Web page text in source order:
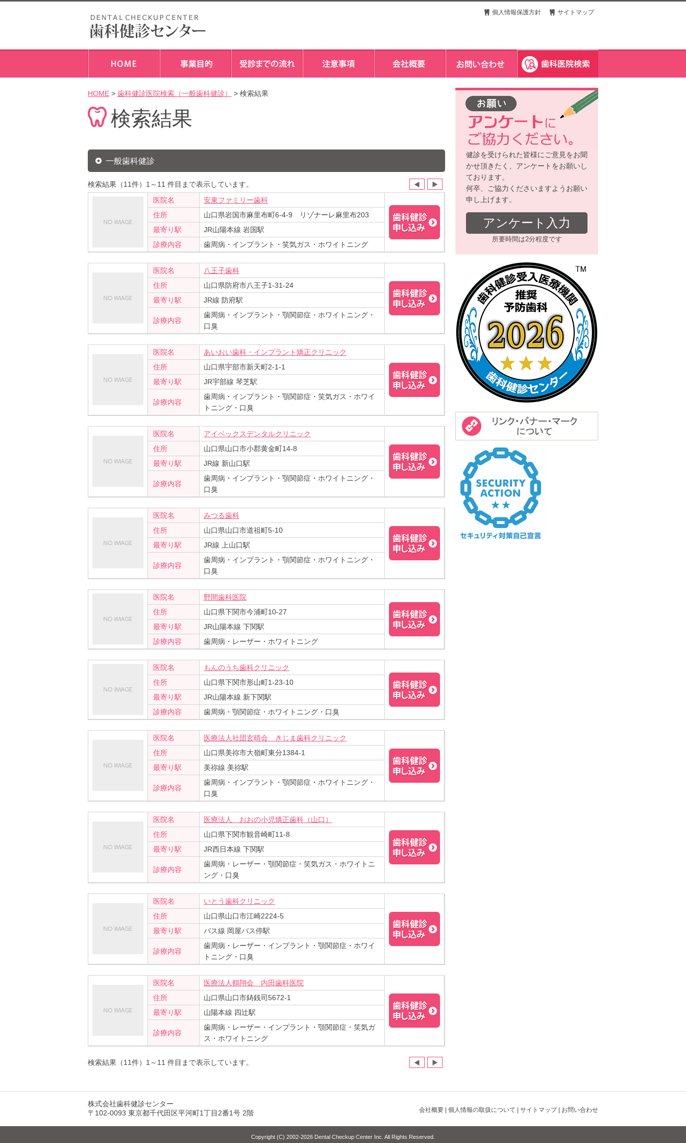
個人情報保護方針 サイトマップ
HOME > 歯科健診医院検索（一般歯科健診） > 検索結果
検索結果
一般歯科健診
検索結果（11件）1～11 件目まで表示しています。
医院名
安東ファミリー歯科
住所
山口県岩国市麻里布町6-4-9 リゾナーレ麻里布203
最寄り駅
JR山陽本線 岩国駅
診療内容
歯周病・インプラント・笑気ガス・ホワイトニング
医院名
八王子歯科
住所
山口県防府市八王子1-31-24
最寄り駅
JR線 防府駅
診療内容
歯周病・インプラント・顎関節症・ホワイトニング・
口臭
医院名
あいおい歯科・インプラント矯正クリニック
住所
山口県宇部市新天町2-1-1
最寄り駅
JR宇部線 琴芝駅
診療内容
歯周病・インプラント・顎関節症・笑気ガス・ホワイ
トニング・口臭
医院名
アイベックスデンタルクリニック
住所
山口県山口市小郡黄金町14-8
最寄り駅
JR線 新山口駅
診療内容
歯周病・インプラント・顎関節症・ホワイトニング・
口臭
医院名
みつる歯科
住所
山口県山口市道祖町5-10
最寄り駅
JR線 上山口駅
診療内容
歯周病・インプラント・顎関節症・ホワイトニング・
口臭
医院名
野間歯科医院
住所
山口県下関市今浦町10-27
最寄り駅
JR山陽本線 下関駅
診療内容
歯周病・レーザー・ホワイトニング
医院名
もんのうち歯科クリニック
住所
山口県下関市形山町1-23-10
最寄り駅
JR山陽本線 新下関駅
診療内容
歯周病・顎関節症・ホワイトニング・口臭
医院名
医療法人社団玄晴会 きじま歯科クリニック
住所
山口県美祢市大嶺町東分1384-1
最寄り駅
美祢線 美祢駅
診療内容
歯周病・インプラント・顎関節症・ホワイトニング・
口臭
医院名
医療法人 おおの小児矯正歯科（山口）
住所
山口県下関市観音崎町11-8
最寄り駅
JR西日本線 下関駅
診療内容
歯周病・レーザー・顎関節症・笑気ガス・ホワイトニ
ング・口臭
医院名
いとう歯科クリニック
住所
山口県山口市江崎2224-5
最寄り駅
バス線 岡屋バス停駅
診療内容
歯周病・レーザー・インプラント・顎関節症・ホワイ
トニング・口臭
医院名
医療法人鶴翔会 内田歯科医院
住所
山口県山口市鋳銭司5672-1
最寄り駅
山陽本線 四辻駅
診療内容
歯周病・レーザー・インプラント・顎関節症・笑気ガ
ス・ホワイトニング
検索結果（11件）1～11 件目まで表示しています。
健診を受けられた皆様にご意見をお聞
かせ頂きたく、アンケートをお願いし
ております。
何卒、ご協力くださいますようお願い
申し上げます。
アンケート入力
所要時間は2分程度です
株式会社歯科健診センター
〒102-0093 東京都千代田区平河町1丁目2番1号 2階
会社概要 個人情報の取扱について サイトマップ| お問い合わせ
Copyright (C) 2002-2026 Dental Checkup Center Inc. All Rights Reserved.